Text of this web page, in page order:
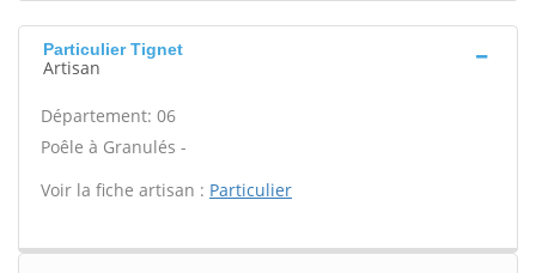
Particulier Tignet
Artisan
Département: 06
Poêle à Granulés -
Voir la fiche artisan : Particulier